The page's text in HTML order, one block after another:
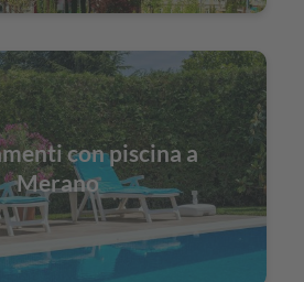
con piscina a
Merano